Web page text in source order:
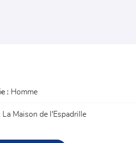
à recevoir nos propositions commerciales à
Vous pouvez vous désinscrire à tout moment en
: Homme
La Maison de l'Espadrille